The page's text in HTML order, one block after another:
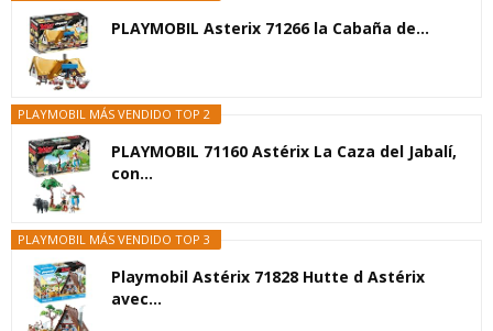
PLAYMOBIL Asterix 71266 la Cabaña de...
PLAYMOBIL MÁS VENDIDO TOP 2
PLAYMOBIL 71160 Astérix La Caza del Jabalí,
con...
PLAYMOBIL MÁS VENDIDO TOP 3
Playmobil Astérix 71828 Hutte d Astérix
avec...